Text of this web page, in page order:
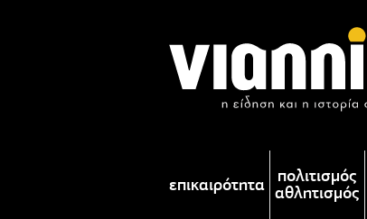
επικαιρότητα πολιτισμός
αθλητισμός